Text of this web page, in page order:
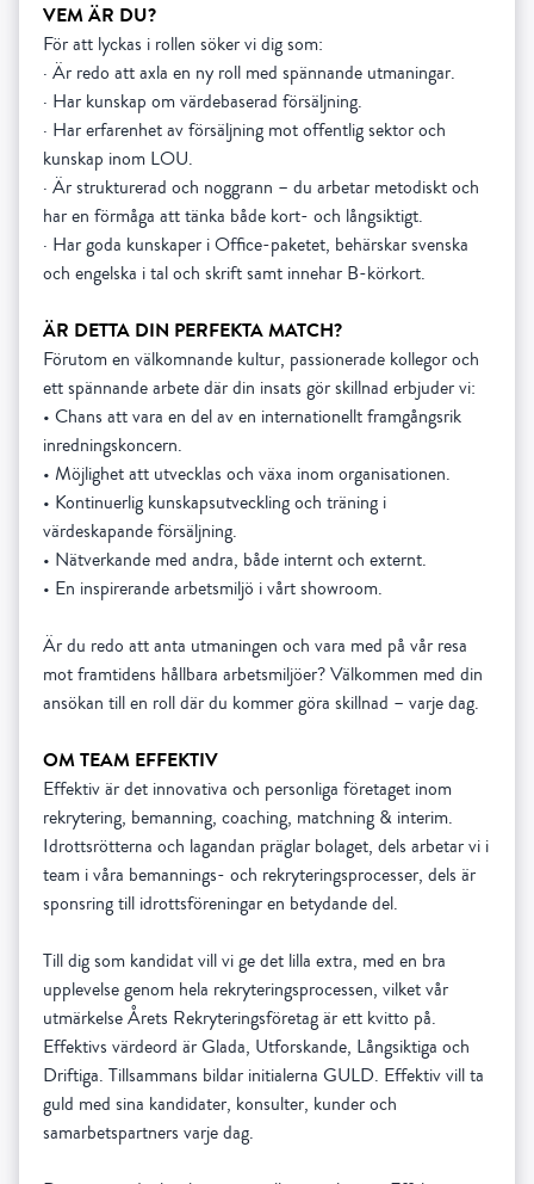
VEM ÄR DU?
För att lyckas i rollen söker vi dig som:
· Är redo att axla en ny roll med spännande utmaningar.
· Har kunskap om värdebaserad försäljning.
· Har erfarenhet av försäljning mot offentlig sektor och
kunskap inom LOU.
· Är strukturerad och noggrann – du arbetar metodiskt och
har en förmåga att tänka både kort- och långsiktigt.
· Har goda kunskaper i Office-paketet, behärskar svenska
och engelska i tal och skrift samt innehar B-körkort.
ÄR DETTA DIN PERFEKTA MATCH?
Förutom en välkomnande kultur, passionerade kollegor och
ett spännande arbete där din insats gör skillnad erbjuder vi:
• Chans att vara en del av en internationellt framgångsrik
inredningskoncern.
• Möjlighet att utvecklas och växa inom organisationen.
• Kontinuerlig kunskapsutveckling och träning i
värdeskapande försäljning.
• Nätverkande med andra, både internt och externt.
• En inspirerande arbetsmiljö i vårt showroom.
Är du redo att anta utmaningen och vara med på vår resa
mot framtidens hållbara arbetsmiljöer? Välkommen med din
ansökan till en roll där du kommer göra skillnad – varje dag.
OM TEAM EFFEKTIV
Effektiv är det innovativa och personliga företaget inom
rekrytering, bemanning, coaching, matchning & interim.
Idrottsrötterna och lagandan präglar bolaget, dels arbetar vi i
team i våra bemannings- och rekryteringsprocesser, dels är
sponsring till idrottsföreningar en betydande del.
Till dig som kandidat vill vi ge det lilla extra, med en bra
upplevelse genom hela rekryteringsprocessen, vilket vår
utmärkelse Årets Rekryteringsföretag är ett kvitto på.
Effektivs värdeord är Glada, Utforskande, Långsiktiga och
Driftiga. Tillsammans bildar initialerna GULD. Effektiv vill ta
guld med sina kandidater, konsulter, kunder och
samarbetspartners varje dag.